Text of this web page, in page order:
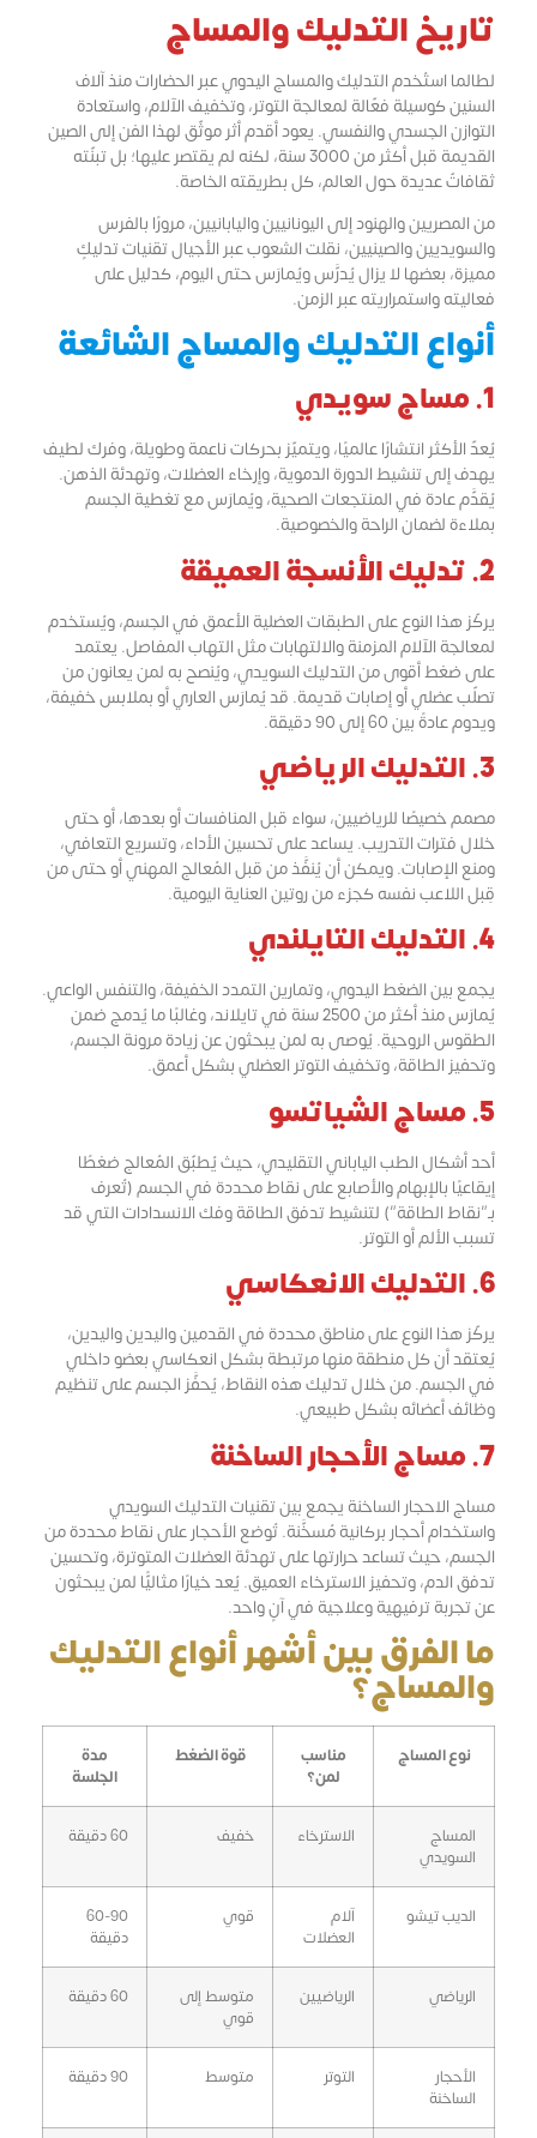
تاريخ التدليك والمساج​
لطالما استُخدم التدليك والمساج اليدوي عبر الحضارات منذ آلاف
السنين كوسيلة فعّالة لمعالجة التوتر، وتخفيف الآلام، واستعادة
التوازن الجسدي والنفسي. يعود أقدم أثر موثّق لهذا الفن إلى الصين
القديمة قبل أكثر من 3000 سنة، لكنه لم يقتصر عليها؛ بل تبنّته
ثقافاتٌ عديدة حول العالم، كلٌّ بطريقته الخاصة.
من المصريين والهنود إلى اليونانيين واليابانيين، مرورًا بالفرس
والسويديين والصينيين، نقلت الشعوب عبر الأجيال تقنيات تدليكٍ
مميزة، بعضها لا يزال يُدرَّس ويُمارَس حتى اليوم، كدليل على
فعاليته واستمراريته عبر الزمن.
أنواع التدليك والمساج​ الشائعة
1. مساج سويدي
يُعدّ الأكثر انتشارًا عالميًا، ويتميّز بحركات ناعمة وطويلة، وفرك لطيف
يهدف إلى تنشيط الدورة الدموية، وإرخاء العضلات، وتهدئة الذهن.
يُقدَّم عادة في المنتجعات الصحية، ويُمارَس مع تغطية الجسم
بملاءة لضمان الراحة والخصوصية.
2. تدليك الأنسجة العميقة
يركّز هذا النوع على الطبقات العضلية الأعمق في الجسم، ويُستخدم
لمعالجة الآلام المزمنة والالتهابات مثل التهاب المفاصل. يعتمد
على ضغط أقوى من التدليك السويدي، ويُنصح به لمن يعانون من
تصلّب عضلي أو إصابات قديمة. قد يُمارَس العاري أو بملابس خفيفة،
ويدوم عادةً بين 60 إلى 90 دقيقة.
3. التدليك الرياضي
مصمم خصيصًا للرياضيين، سواء قبل المنافسات أو بعدها، أو حتى
خلال فترات التدريب. يساعد على تحسين الأداء، وتسريع التعافي،
ومنع الإصابات. ويمكن أن يُنفَّذ من قبل المُعالج المهني أو حتى من
قِبل اللاعب نفسه كجزء من روتين العناية اليومية.
4. التدليك التايلندي
يجمع بين الضغط اليدوي، وتمارين التمدد الخفيفة، والتنفس الواعي.
يُمارَس منذ أكثر من 2500 سنة في تايلاند، وغالبًا ما يُدمج ضمن
الطقوس الروحية. يُوصى به لمن يبحثون عن زيادة مرونة الجسم،
وتحفيز الطاقة، وتخفيف التوتر العضلي بشكل أعمق.
5. مساج الشياتسو
أحد أشكال الطب الياباني التقليدي، حيث يُطبّق المُعالج ضغطًا
إيقاعيًا بالإبهام والأصابع على نقاط محددة في الجسم (تُعرف
بـ”نقاط الطاقة”) لتنشيط تدفق الطاقة وفك الانسدادات التي قد
تسبب الألم أو التوتر.
6. التدليك الانعكاسي
يركّز هذا النوع على مناطق محددة في القدمين واليدين واليدين،
يُعتقد أن كل منطقة منها مرتبطة بشكل انعكاسي بعضو داخلي
في الجسم. من خلال تدليك هذه النقاط، يُحفَّز الجسم على تنظيم
وظائف أعضائه بشكل طبيعي.
7. مساج الأحجار الساخنة
مساج الاحجار الساخنة يجمع بين تقنيات التدليك السويدي
واستخدام أحجار بركانية مُسخَّنة. تُوضع الأحجار على نقاط محددة من
الجسم، حيث تساعد حرارتها على تهدئة العضلات المتوترة، وتحسين
تدفق الدم، وتحفيز الاسترخاء العميق. يُعد خيارًا مثاليًّا لمن يبحثون
عن تجربة ترفيهية وعلاجية في آنٍ واحد.
ما الفرق بين أشهر أنواع التدليك
والمساج؟
نوع المساج
مناسب
لمن؟
قوة الضغط
مدة
الجلسة
المساج
السويدي
الاسترخاء خفيف 60 دقيقة
الديب تيشو
آلام
العضلات
قوي
60-90
دقيقة
الرياضي الرياضيين
متوسط إلى
قوي
60 دقيقة
الأحجار
الساخنة
التوتر متوسط 90 دقيقة